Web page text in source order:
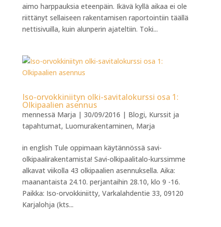
aimo harppauksia eteenpäin. Ikävä kyllä aikaa ei ole
riittänyt sellaiseen rakentamisen raportointiin täällä
nettisivuilla, kuin alunperin ajateltiin. Toki...
Iso-orvokkiniityn olki-savitalokurssi osa 1:
Olkipaalien asennus
mennessä Marja | 30/09/2016 | Blogi, Kurssit ja
tapahtumat, Luomurakentaminen, Marja
in english Tule oppimaan käytännössä savi-
olkipaalirakentamista! Savi-olkipaalitalo-kurssimme
alkavat viikolla 43 olkipaalien asennuksella. Aika:
maanantaista 24.10. perjantaihin 28.10, klo 9 -16.
Paikka: Iso-orvokkiniitty, Varkalahdentie 33, 09120
Karjalohja (kts...